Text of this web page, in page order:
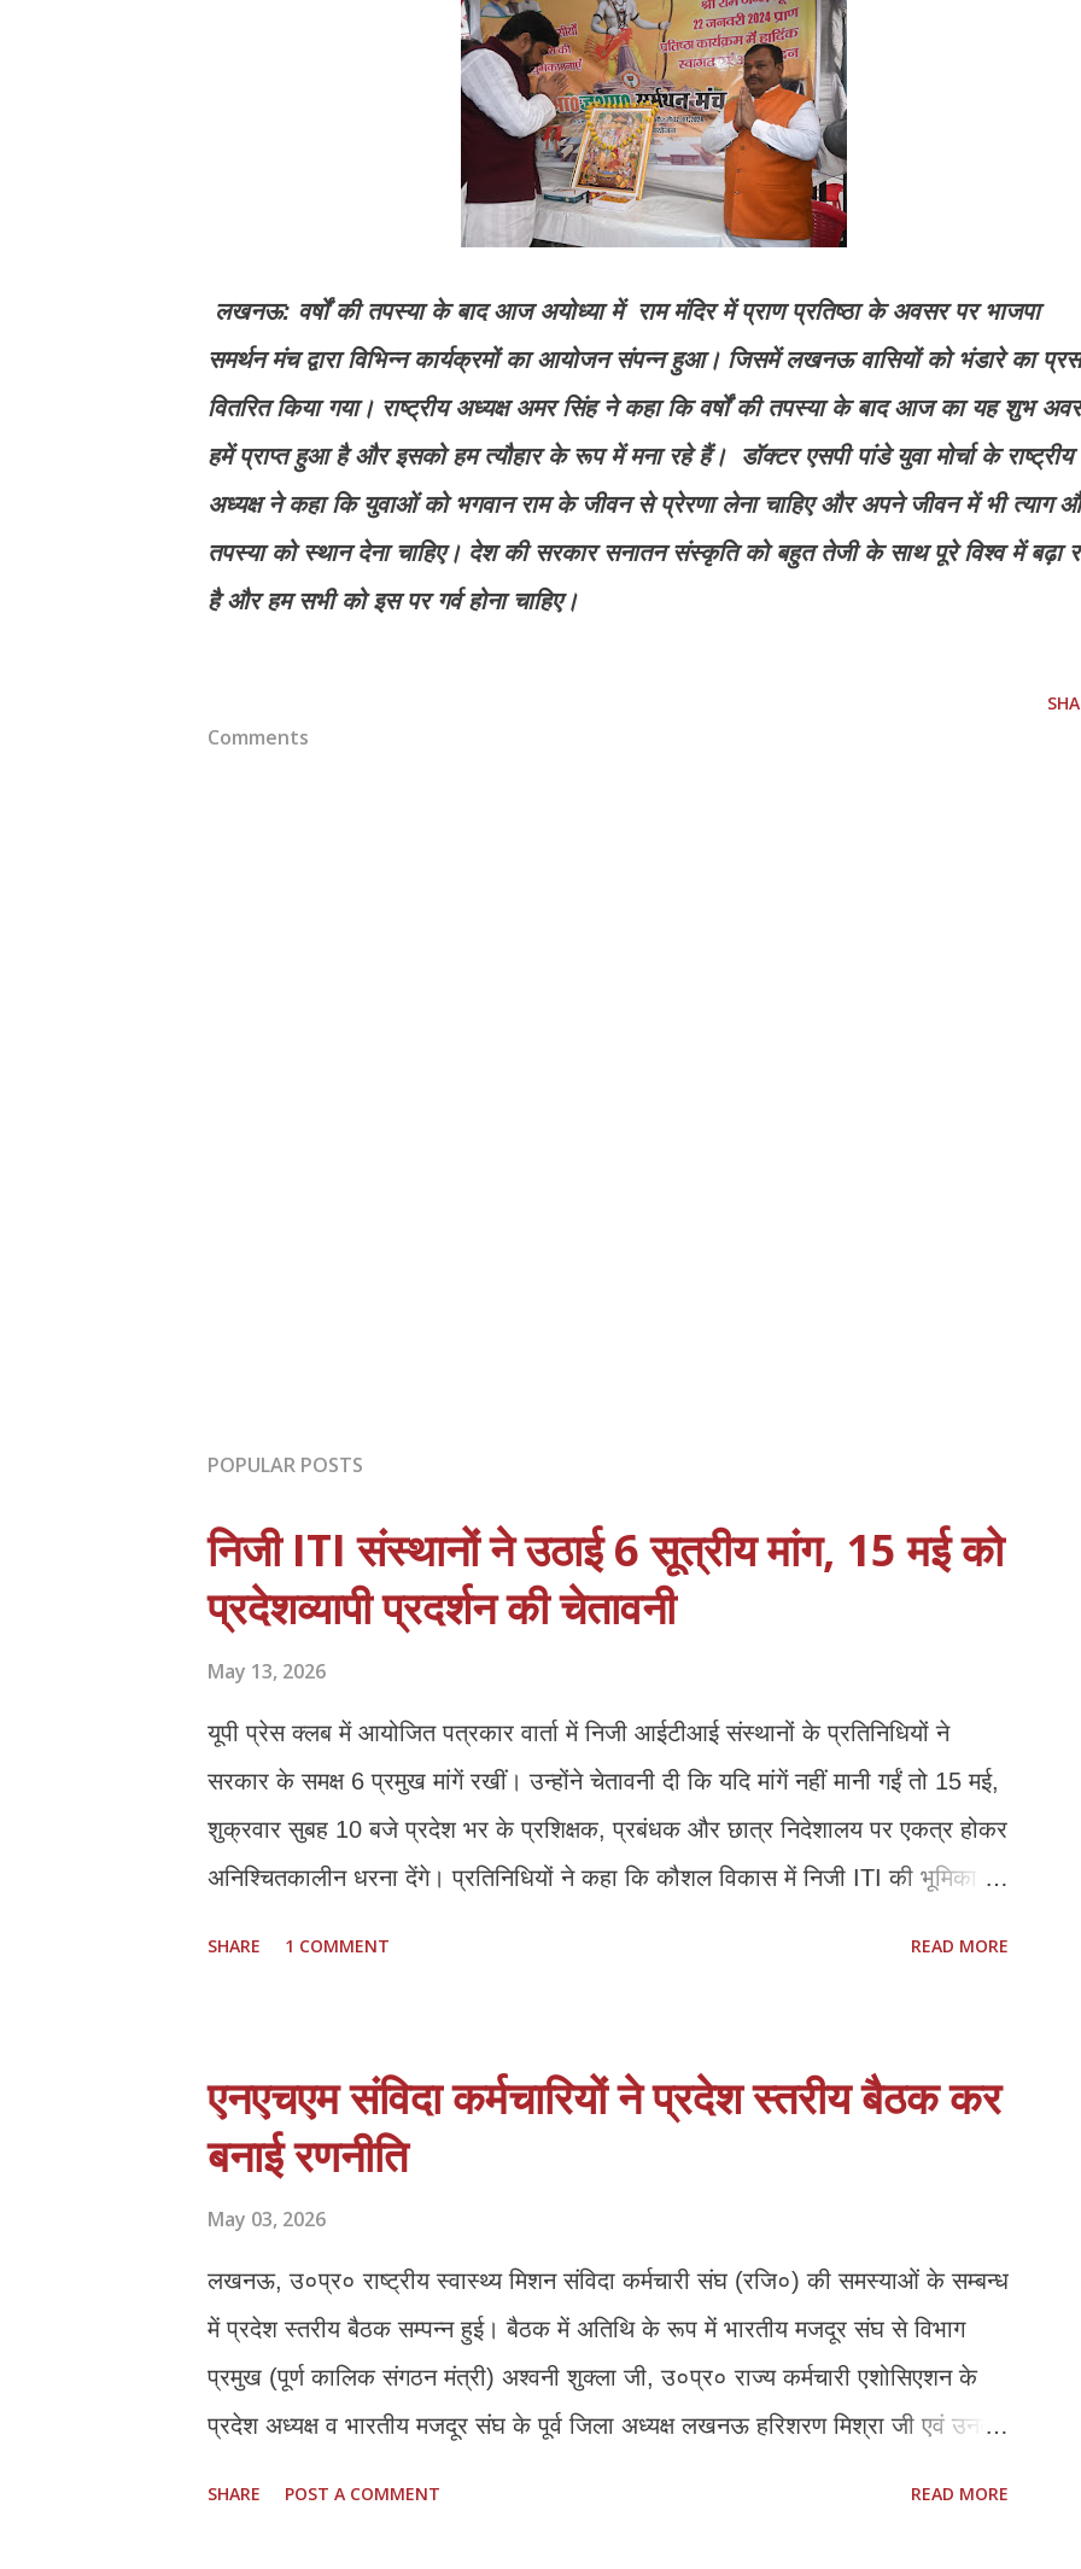
लखनऊ: वर्षों की तपस्या के बाद आज अयोध्या में राम मंदिर में प्राण प्रतिष्ठा के अवसर पर भाजपा
समर्थन मंच द्वारा विभिन्न कार्यक्रमों का आयोजन संपन्न हुआ। जिसमें लखनऊ वासियों को भंडारे का
वितरित किया गया। राष्ट्रीय अध्यक्ष अमर सिंह ने कहा कि वर्षों की तपस्या के बाद आज का यह शुभ
हमें प्राप्त हुआ है और इसको हम त्यौहार के रूप में मना रहे हैं। डॉक्टर एसपी पांडे युवा मोर्चा के राष्ट्रीय
अध्यक्ष ने कहा कि युवाओं को भगवान राम के जीवन से प्रेरणा लेना चाहिए और अपने जीवन में भी त्याग
तपस्या को स्थान देना चाहिए। देश की सरकार सनातन संस्कृति को बहुत तेजी के साथ पूरे विश्व में बढ़ा
है और हम सभी को इस पर गर्व होना चाहिए।
Comments
POPULAR POSTS
निजी ITI संस्थानों ने उठाई 6 सूत्रीय मांग, 15 मई को
प्रदेशव्यापी प्रदर्शन की चेतावनी
May 13, 2026
यूपी प्रेस क्लब में आयोजित पत्रकार वार्ता में निजी आईटीआई संस्थानों के प्रतिनिधियों ने
सरकार के समक्ष 6 प्रमुख मांगें रखीं। उन्होंने चेतावनी दी कि यदि मांगें नहीं मानी गईं तो 15 मई,
शुक्रवार सुबह 10 बजे प्रदेश भर के प्रशिक्षक, प्रबंधक और छात्र निदेशालय पर एकत्र होकर
अनिश्चितकालीन धरना देंगे। प्रतिनिधियों ने कहा कि कौशल विकास में निजी ITI की भूमिका
पर संचालन कठिन है। 2. *निम्स पोर्टल पर नोडल वेरिफिकेशन खत्म हो:* पैन, आधार, OTP
आधारित e-KYC के बाद अतिरिक्त नोडल वेरिफिकेशन अनावश्यक और शोषणकारी है। 3.
*थर्ड शिफ्ट बहाल हो:* दिन में नौकरी करने वाले हजारों छात्रों को शाम की शिफ्ट न होने से
प्रशिक्षण नहीं मिल पा रहा। 4. *PMKVY 5.0 में भागीदारी मिले:* निजी संस्थानों के पास
संसाधन और अनुभवी स्टाफ होने के बावजूद योजनाओं में भागी...
SHARE 1 COMMENT READ MORE
एनएचएम संविदा कर्मचारियों ने प्रदेश स्तरीय बैठक कर
बनाई रणनीति
May 03, 2026
लखनऊ, उ०प्र० राष्ट्रीय स्वास्थ्य मिशन संविदा कर्मचारी संघ (रजि०) की समस्याओं के सम्बन्ध
में प्रदेश स्तरीय बैठक सम्पन्न हुई। बैठक में अतिथि के रूप में भारतीय मजदूर संघ से विभाग
प्रमुख (पूर्ण कालिक संगठन मंत्री) अश्वनी शुक्ला जी, उ०प्र० राज्य कर्मचारी एशोसिएशन के
प्रदेश अध्यक्ष व भारतीय मजदूर संघ के पूर्व जिला अध्यक्ष लखनऊ हरिशरण मिश्रा जी एवं उनके
SHARE POST A COMMENT READ MORE